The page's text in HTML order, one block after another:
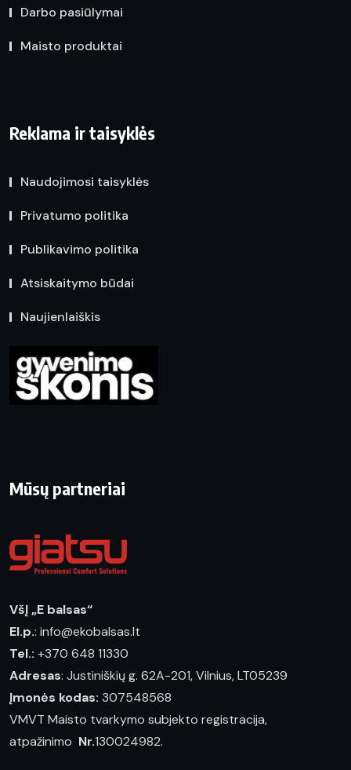
Darbo pasiūlymai
Maisto produktai
Reklama ir taisyklės
Naudojimosi taisyklės
Privatumo politika
Publikavimo politika
Atsiskaitymo būdai
Naujienlaiškis
Mūsų partneriai
VšĮ „E balsas“
El.p.: info@ekobalsas.lt
Tel.: +370 648 11330
Adresas: Justiniškių g. 62A-201, Vilnius, LT05239
Įmonės kodas: 307548568
VMVT Maisto tvarkymo subjekto registracija,
atpažinimo Nr.130024982.